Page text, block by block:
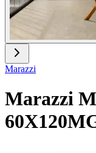
Marazzi
Marazzi